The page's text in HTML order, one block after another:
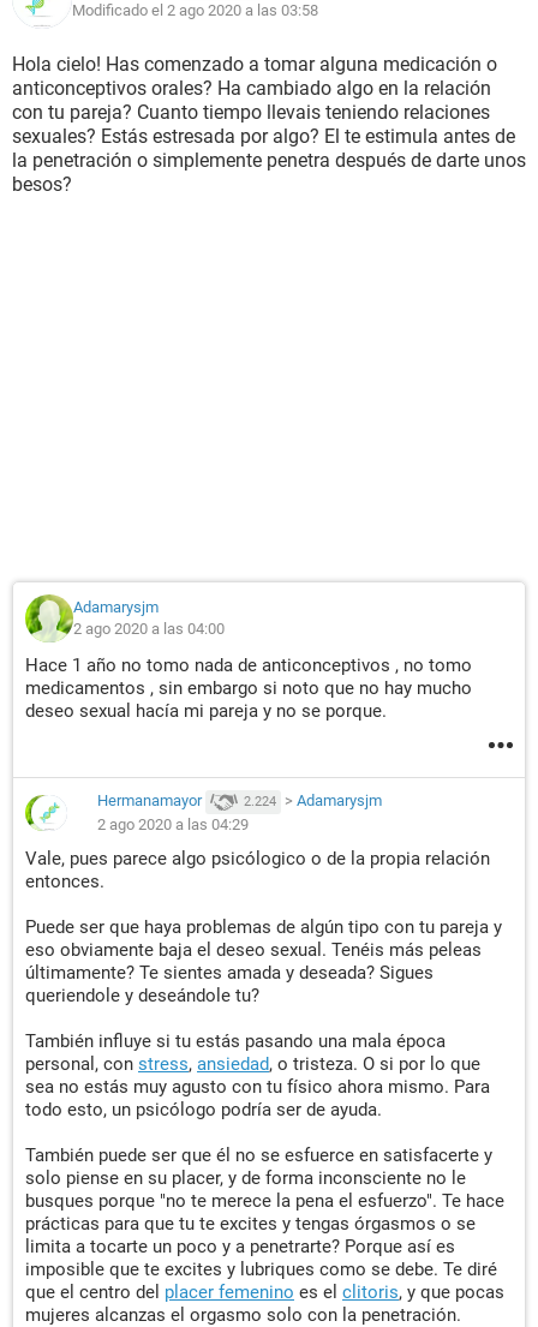
Modificado el 2 ago 2020 a las 03:58
Hola cielo! Has comenzado a tomar alguna medicación o
anticonceptivos orales? Ha cambiado algo en la relación
con tu pareja? Cuanto tiempo llevais teniendo relaciones
sexuales? Estás estresada por algo? El te estimula antes de
la penetración o simplemente penetra después de darte unos
besos?
Adamarysjm
2 ago 2020 a las 04:00
Hace 1 año no tomo nada de anticonceptivos , no tomo
medicamentos , sin embargo si noto que no hay mucho
deseo sexual hacía mi pareja y no se porque.
Hermanamayor 2.224 > Adamarysjm
2 ago 2020 a las 04:29
Vale, pues parece algo psicólogico o de la propia relación
entonces.
Puede ser que haya problemas de algún tipo con tu pareja y
eso obviamente baja el deseo sexual. Tenéis más peleas
últimamente? Te sientes amada y deseada? Sigues
queriendole y deseándole tu?
También influye si tu estás pasando una mala época
personal, con stress, ansiedad, o tristeza. O si por lo que
sea no estás muy agusto con tu físico ahora mismo. Para
todo esto, un psicólogo podría ser de ayuda.
También puede ser que él no se esfuerce en satisfacerte y
solo piense en su placer, y de forma inconsciente no le
busques porque "no te merece la pena el esfuerzo". Te hace
prácticas para que tu te excites y tengas órgasmos o se
limita a tocarte un poco y a penetrarte? Porque así es
imposible que te excites y lubriques como se debe. Te diré
que el centro del placer femenino es el clitoris, y que pocas
mujeres alcanzas el orgasmo solo con la penetración.